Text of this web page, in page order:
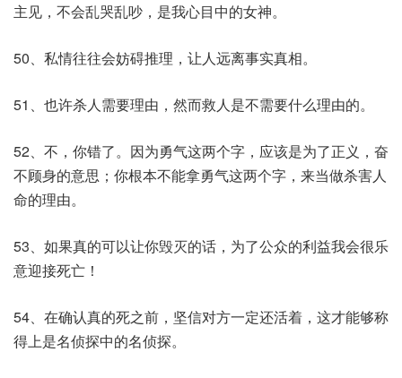
主见，不会乱哭乱吵，是我心目中的女神。
50、私情往往会妨碍推理，让人远离事实真相。
51、也许杀人需要理由，然而救人是不需要什么理由的。
52、不，你错了。因为勇气这两个字，应该是为了正义，奋
不顾身的意思；你根本不能拿勇气这两个字，来当做杀害人
命的理由。
53、如果真的可以让你毁灭的话，为了公众的利益我会很乐
意迎接死亡！
54、在确认真的死之前，坚信对方一定还活着，这才能够称
得上是名侦探中的名侦探。